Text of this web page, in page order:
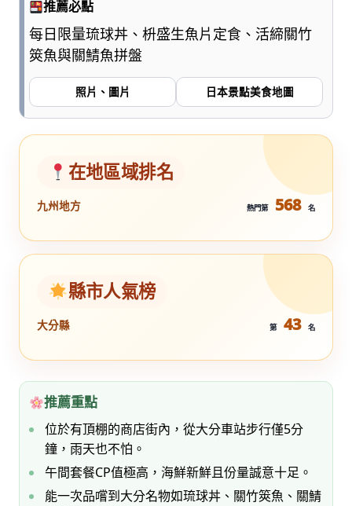
推薦必點
每日限量琉球丼、枡盛生魚片定食、活締關竹
筴魚與關鯖魚拼盤
照片、圖片 日本景點美食地圖
在地區域排名
九州地方 熱門第 568 名
縣市人氣榜
大分縣 第 43 名
推薦重點
位於有頂棚的商店街內，從大分車站步行僅5分
鐘，雨天也不怕。
午間套餐CP值極高，海鮮新鮮且份量誠意十足。
能一次品嚐到大分名物如琉球丼、關竹筴魚、關鯖